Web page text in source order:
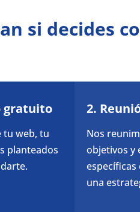
si decides
gratuito
tu web, tu
planteados
2.
Nos
objetivos y
específicas
una